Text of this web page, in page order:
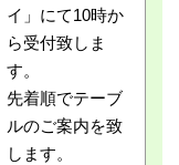
イ」にて10時か
ら受付致しま
す。
先着順でテーブ
ルのご案内を致
します。